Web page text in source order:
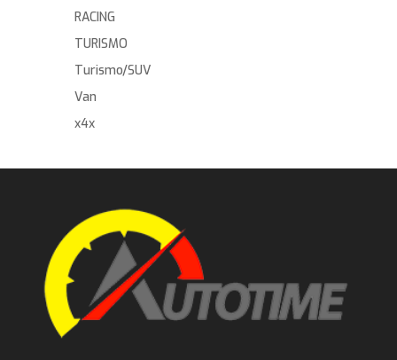
RACING
TURISMO
Turismo/SUV
Van
x4x